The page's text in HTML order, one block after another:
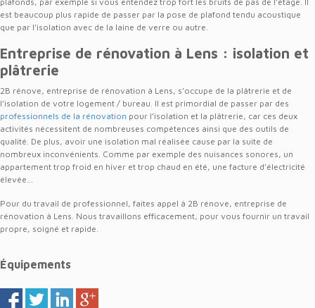
est beaucoup plus rapide de passer par la pose de plafond tendu acoustique
que par l’isolation avec de la laine de verre ou autre.
Entreprise de rénovation à Lens : isolation et
plâtrerie
2B rénove, entreprise de rénovation à Lens, s’occupe de la plâtrerie et de
l’isolation de votre logement / bureau. Il est primordial de passer par des
professionnels de la rénovation pour l’isolation et la plâtrerie, car ces deux
activités nécessitent de nombreuses compétences ainsi que des outils de
qualité. De plus, avoir une isolation mal réalisée cause par la suite de
nombreux inconvénients. Comme par exemple des nuisances sonores, un
appartement trop froid en hiver et trop chaud en été, une facture d’électricité
élevée…
Pour du travail de professionnel, faites appel à 2B rénove, entreprise de
rénovation à Lens. Nous travaillons efficacement, pour vous fournir un travail
propre, soigné et rapide.
Équipements